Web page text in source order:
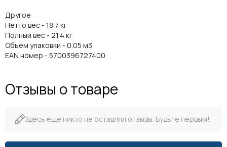
Другое:
Нетто вес - 18.7 кг
Полный вес - 21.4 кг
Объем упаковки - 0.05 м3
EAN номер - 5700396727400
Отзывы о товаре
Здесь еще никто не оставлял отзывы. Будьте первым!